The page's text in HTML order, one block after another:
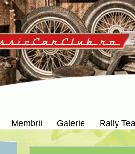
Membrii Galerie Rally